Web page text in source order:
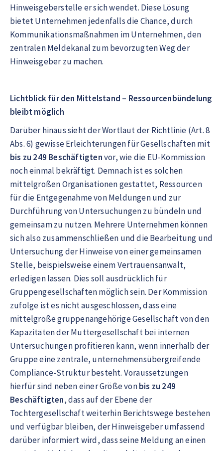
Hinweisgeberstelle er sich wendet. Diese Lösung
bietet Unternehmen jedenfalls die Chance, durch
Kommunikationsmaßnahmen im Unternehmen, den
zentralen Meldekanal zum bevorzugten Weg der
Hinweisgeber zu machen.
Lichtblick für den Mittelstand – Ressourcenbündelung
bleibt möglich
Darüber hinaus sieht der Wortlaut der Richtlinie (Art. 8
Abs. 6) gewisse Erleichterungen für Gesellschaften mit
bis zu 249 Beschäftigtenvor, wie die EU-Kommission
noch einmal bekräftigt. Demnach ist es solchen
mittelgroßen Organisationen gestattet, Ressourcen
für die Entgegenahme von Meldungen und zur
Durchführung von Untersuchungen zu bündeln und
gemeinsam zu nutzen. Mehrere Unternehmen können
sich also zusammenschließen und die Bearbeitung und
Untersuchung der Hinweise von einer gemeinsamen
Stelle, beispielsweise einem Vertrauensanwalt,
erledigen lassen. Dies soll ausdrücklich für
Gruppengesellschaften möglich sein. Der Kommission
zufolge ist es nicht ausgeschlossen, dass eine
mittelgroße gruppenangehörige Gesellschaft von den
Kapazitäten der Muttergesellschaft bei internen
Untersuchungen profitieren kann, wenn innerhalb der
Gruppe eine zentrale, unternehmensübergreifende
Compliance-Struktur besteht. Voraussetzungen
hierfür sind neben einer Größe vonbis zu 249
Beschäftigten, dass auf der Ebene der
Tochtergesellschaft weiterhin Berichtswege bestehen
und verfügbar bleiben, der Hinweisgeber umfassend
darüber informiert wird, dass seine Meldung an einen